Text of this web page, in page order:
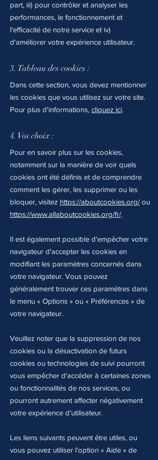
part, iii) pour contrôler et analyser les
performances, le fonctionnement et
l'efficacité de notre service et iv)
d'améliorer votre expérience utilisateur.
3. Tableau des cookies :
Dans cette section, vous devez mentionner
les cookies que vous utilisez sur votre site.
Pour plus d'informations, cliquez ici.
4. Vos choix :
Pour en savoir plus sur les cookies,
notamment sur la manière de voir quels
cookies ont été définis et de comprendre
comment les gérer, les supprimer ou les
bloquer, visitez https://aboutcookies.org/ou
https://www.allaboutcookies.org/fr/.
Il est également possible d'empêcher votre
navigateur d'accepter les cookies en
modifiant les paramètres concernés dans
votre navigateur. Vous pouvez
généralement trouver ces paramètres dans
le menu « Options » ou « Préférences » de
votre navigateur.
Veuillez noter que la suppression de nos
cookies ou la désactivation de futurs
cookies ou technologies de suivi pourront
vous empêcher d'accéder à certaines zones
ou fonctionnalités de nos services, ou
pourront autrement affecter négativement
votre expérience d'utilisateur.
Les liens suivants peuvent être utiles, ou
vous pouvez utiliser l'option « Aide » de